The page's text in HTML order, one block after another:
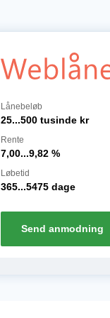
Lånebeløb
25...500 tusinde kr
Rente
7,00...9,82%
Løbetid
365...5475 dage
Send anmodning